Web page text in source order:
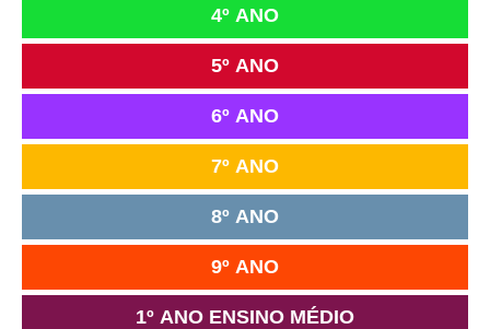
4º ANO
5º ANO
6º ANO
7º ANO
8º ANO
9º ANO
1º ANO ENSINO MÉDIO